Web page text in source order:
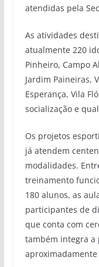
atendidas pela
As atividades
atualmente 220
Pinheiro, Campo
Jardim Paineiras,
Esperança, Vila
socialização e
Os projetos
já atendem
modalidades.
treinamento
180 alunos, as
participantes de
que conta com
também integra a